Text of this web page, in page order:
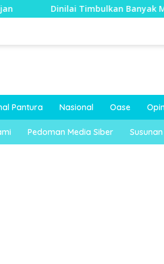
Timbulkan Banyak Mudharat, Sound
Pantura Nasional Oase
Pedoman Media Siber